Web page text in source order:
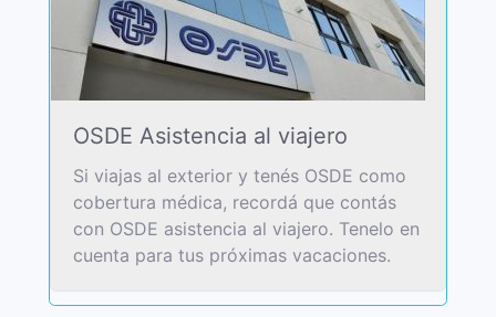
OSDE Asistencia al viajero
Si viajas al exterior y tenés OSDE como
cobertura médica, recordá que contás
con OSDE asistencia al viajero. Tenelo en
cuenta para tus próximas vacaciones.